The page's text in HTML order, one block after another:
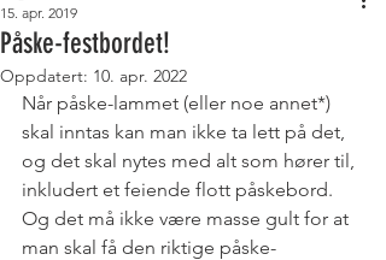
Påske-festbordet!
15. apr. 2019
Oppdatert: 10. apr. 2022
Når påske-lammet (eller noe annet*)
skal inntas kan man ikke ta lett på det,
og det skal nytes med alt som hører til,
inkludert et feiende flott påskebord.
Og det må ikke være masse gult for at
man skal få den riktige påske-